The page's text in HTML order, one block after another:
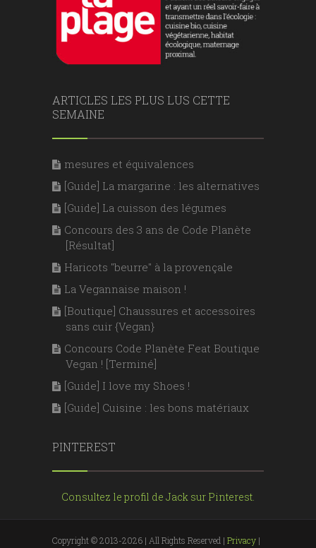
ARTICLES LES PLUS LUS CETTE
SEMAINE
mesures et équivalences
[Guide] La margarine : les alternatives
[Guide] La cuisson des légumes
Concours des 3 ans de Code Planète
[Résultat]
Haricots "beurre" à la provençale
La Vegannaise maison !
[Boutique] Chaussures et accessoires
sans cuir {Vegan}
Concours Code Planète Feat Boutique
Vegan ! [Terminé]
[Guide] I love my Shoes !
[Guide] Cuisine : les bons matériaux
PINTEREST
Consultez le profil de Jack sur Pinterest.
Copyright © 2013-2026 | All Rights Reserved | Privacy |